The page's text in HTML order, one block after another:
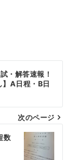
・解答速報！
】A日程・B日
次のページ
数